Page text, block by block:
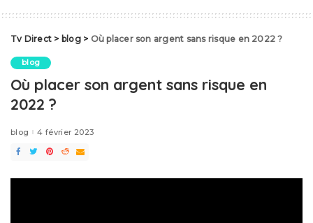
Tv Direct > blog> Où placer son argent sans risque en 2022 ?
blog
Où placer son argent sans risque en
2022 ?
blog 4 février 2023